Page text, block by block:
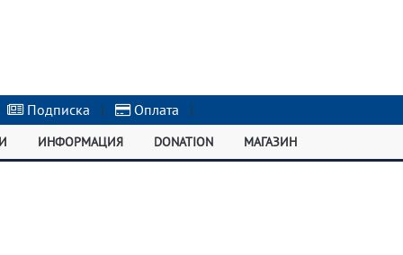
Подписка | Оплата |
ИНФОРМАЦИЯ DONATION МАГАЗИН